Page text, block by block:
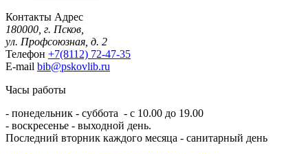
Контакты Адрес
180000, г. Псков,
ул. Профсоюзная, д. 2
Телефон +7(8112) 72-47-35
E-mail bib@pskovlib.ru
Часы работы
- понедельник - суббота - с 10.00 до 19.00
- воскресенье - выходной день.
Последний вторник каждого месяца - санитарный день